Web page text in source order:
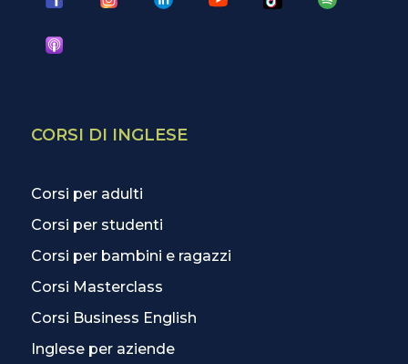
CORSI DI INGLESE
Corsi per adulti
Corsi per studenti
Corsi per bambini e ragazzi
Corsi Masterclass
Corsi Business English
Inglese per aziende